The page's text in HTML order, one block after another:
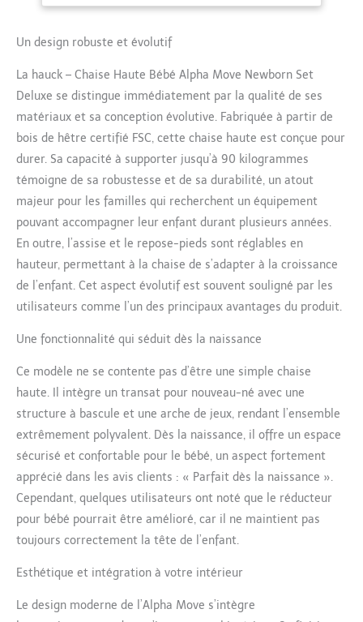
un coussin d’assise
de sécurité à 5 points
1 : Utilisable comme
insert pour chaise haute
bois ou comme transat
bébé au sol, avec un
coussin doux et une
arche de jeu stimulant
l’éveil des tout-petits
Sécurité renforcée : La
chaise haute bébé
evolutive est équipée de
roulettes arrière qui
augmentent la stabilité
et réduisent les risques
harnais à 5 points
maintient votre enfant
haute evolutive et
confortable : Assise et
repose-pieds ajustables
selon la taille de votre
enfant. Le coussin
rembourré offre un
grand confort, même
pour les enfants plus
âgés – utilisable jusqu’à
90 kg Bois certifié FSC :
La Chaise haute hauck
hêtre issu de forêts
responsable et certifiées
Un design robuste et évolutif
La hauck – Chaise Haute Bébé Alpha Move Newborn Set
Deluxe se distingue immédiatement par la qualité de ses
matériaux et sa conception évolutive. Fabriquée à partir de
bois de hêtre certifié FSC, cette chaise haute est conçue pour
durer. Sa capacité à supporter jusqu’à 90 kilogrammes
témoigne de sa robustesse et de sa durabilité, un atout
majeur pour les familles qui recherchent un équipement
pouvant accompagner leur enfant durant plusieurs années.
En outre, l’assise et le repose-pieds sont réglables en
hauteur, permettant à la chaise de s’adapter à la croissance
de l’enfant. Cet aspect évolutif est souvent souligné par les
utilisateurs comme l’un des principaux avantages du produit.
Une fonctionnalité qui séduit dès la naissance
Ce modèle ne se contente pas d’être une simple chaise
haute. Il intègre un transat pour nouveau-né avec une
structure à bascule et une arche de jeux, rendant l’ensemble
extrêmement polyvalent. Dès la naissance, il offre un espace
sécurisé et confortable pour le bébé, un aspect fortement
apprécié dans les avis clients : « Parfait dès la naissance ».
Cependant, quelques utilisateurs ont noté que le réducteur
pour bébé pourrait être amélioré, car il ne maintient pas
toujours correctement la tête de l’enfant.
Esthétique et intégration à votre intérieur
Le design moderne de l’Alpha Move s’intègre